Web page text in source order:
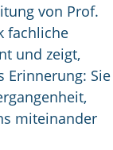
von Prof.
fachliche
und zeigt,
Erinnerung: Sie
miteinander